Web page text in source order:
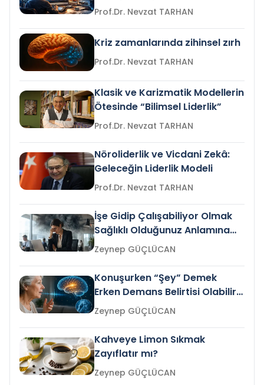
Prof.Dr. Nevzat TARHAN
Kriz zamanlarında zihinsel zırh
Prof.Dr. Nevzat TARHAN
Klasik ve Karizmatik Modellerin
Ötesinde “Bilimsel Liderlik”
Prof.Dr. Nevzat TARHAN
Nöroliderlik ve Vicdani Zekâ:
Geleceğin Liderlik Modeli
Prof.Dr. Nevzat TARHAN
İşe Gidip Çalışabiliyor Olmak
Sağlıklı Olduğunuz Anlamına
Gelir mi?Zeynep GÜÇLÜCAN
Konuşurken “Şey” Demek
Erken Demans Belirtisi Olabilir
mi?
Zeynep GÜÇLÜCAN
Kahveye Limon Sıkmak
Zayıflatır mı?
Zeynep GÜÇLÜCAN